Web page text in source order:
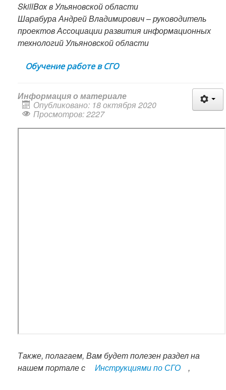
SkillBox в Ульяновской области
Шарабура Андрей Владимирович – руководитель
проектов Ассоциации развития информационных
технологий Ульяновской области
Обучение работе в СГО
Информация о материале
Опубликовано: 18 октября 2020
Просмотров: 2227
Также, полагаем, Вам будет полезен раздел на
нашем портале с
Инструкциями по СГО ,